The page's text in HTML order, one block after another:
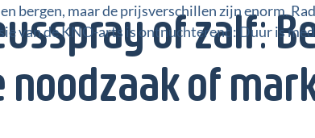
of zalf:
noodzaak of
bergen, maar de prijsverschillen zijn enorm.
van de KNO-arts is ontnuchterend: Duur is